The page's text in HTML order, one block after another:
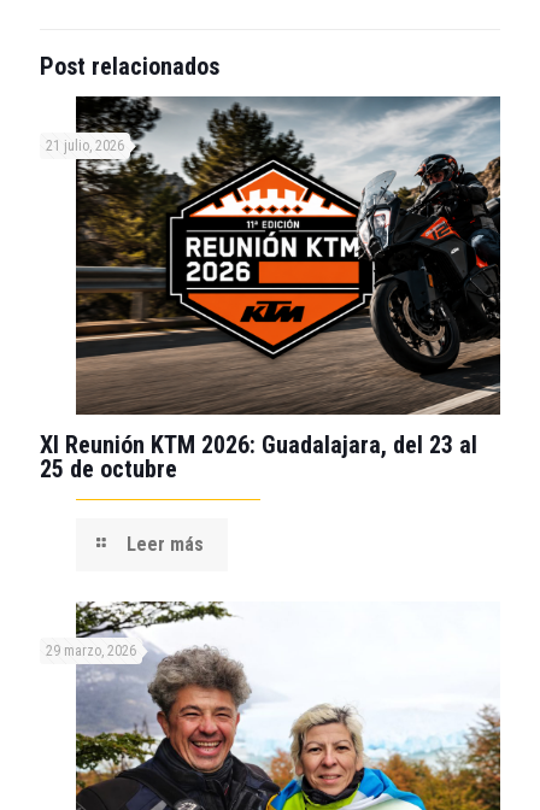
Post relacionados
21 julio, 2026
XI Reunión KTM 2026: Guadalajara, del 23 al
25 de octubre
Leer más
29 marzo, 2026